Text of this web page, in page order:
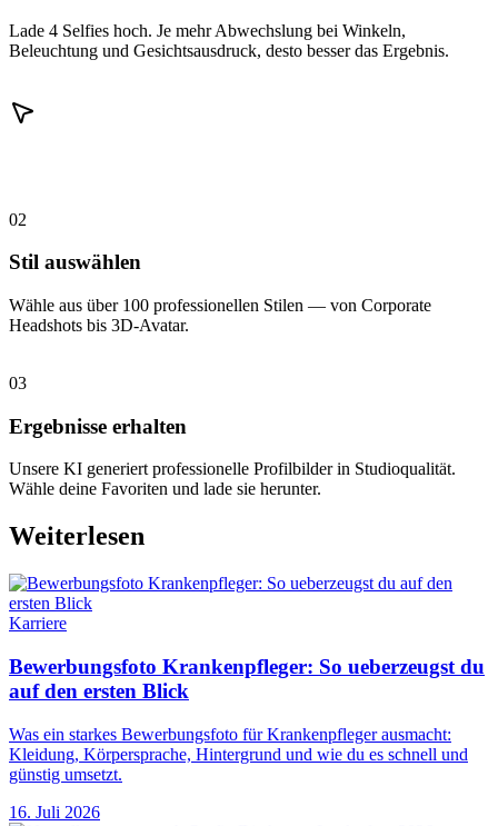
Lade 4 Selfies hoch. Je mehr Abwechslung bei Winkeln,
Beleuchtung und Gesichtsausdruck, desto besser das Ergebnis.
02
Stil auswählen
Wähle aus über 100 professionellen Stilen — von Corporate
Headshots bis 3D-Avatar.
03
Ergebnisse erhalten
Unsere KI generiert professionelle Profilbilder in Studioqualität.
Wähle deine Favoriten und lade sie herunter.
Weiterlesen
Karriere
Bewerbungsfoto Krankenpfleger: So ueberzeugst du
auf den ersten Blick
Was ein starkes Bewerbungsfoto für Krankenpfleger ausmacht:
Kleidung, Körpersprache, Hintergrund und wie du es schnell und
günstig umsetzt.
16. Juli 2026